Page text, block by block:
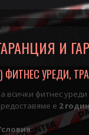
И
ФИТНЕС УРЕДИ,
всички фитнес
е 2